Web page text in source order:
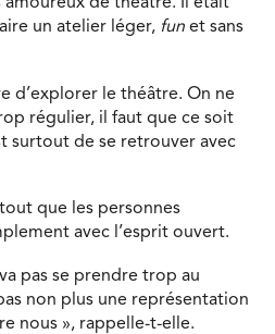
un atelier léger, fun et sans
d’explorer le théâtre. On ne
régulier, il faut que ce soit
surtout de se retrouver avec
que les personnes
avec l’esprit ouvert.
pas se prendre trop au
non plus une représentation
nous », rappelle-t-elle.